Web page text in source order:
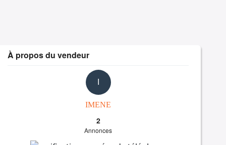
À propos du vendeur
IMENE
2
Annonces